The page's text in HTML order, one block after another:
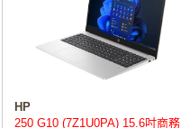
HP
250 G10 (7Z1U0PA) 15.6吋商務